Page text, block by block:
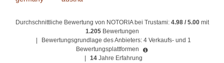
Durchschnittliche Bewertung von NOTORIA bei Trustami: 4.98 / 5.00mit
1.205 Bewertungen
Bewertungsgrundlage des Anbieters: 4 Verkaufs- und 1
Bewertungsplattformen
14 Jahre Erfahrung